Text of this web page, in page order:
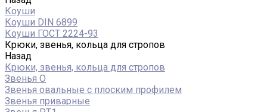
Коуши
Коуши DIN 6899
Коуши ГОСТ 2224-93
Крюки, звенья, кольца для стропов
Назад
Крюки, звенья, кольца для стропов
Звенья О
Звенья овальные с плоским профилем
Звенья приварные